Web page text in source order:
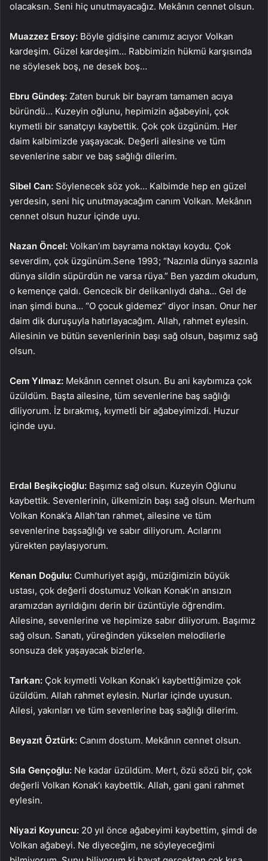
olacaksın. Seni hiç unutmayacağız. Mekânın cennet olsun.
Muazzez Ersoy: Böyle gidişine canımız acıyor Volkan
kardeşim. Güzel kardeşim… Rabbimizin hükmü karşısında
ne söylesek boş, ne desek boş…
Ebru Gündeş: Zaten buruk bir bayram tamamen acıya
büründü… Kuzeyin oğlunu, hepimizin ağabeyini, çok
kıymetli bir sanatçıyı kaybettik. Çok çok üzgünüm. Her
daim kalbimizde yaşayacak. Değerli ailesine ve tüm
sevenlerine sabır ve baş sağlığı dilerim.
Sibel Can: Söylenecek söz yok… Kalbimde hep en güzel
yerdesin, seni hiç unutmayacağım canım Volkan. Mekânın
cennet olsun huzur içinde uyu.
Nazan Öncel: Volkan’ım bayrama noktayı koydu. Çok
severdim, çok üzgünüm.Sene 1993; “Nazınla dünya sazınla
dünya sildin süpürdün ne varsa rüya.” Ben yazdım okudum,
o kemençe çaldı. Gencecik bir delikanlıydı daha… Gel de
inan şimdi buna… “O çocuk gidemez” diyor insan. Onur her
daim dik duruşuyla hatırlayacağım. Allah, rahmet eylesin.
Ailesinin ve bütün sevenlerinin başı sağ olsun, başımız sağ
olsun.
Cem Yılmaz: Mekânın cennet olsun. Bu ani kaybımıza çok
üzüldüm. Başta ailesine, tüm sevenlerine baş sağlığı
diliyorum. İz bırakmış, kıymetli bir ağabeyimizdi. Huzur
içinde uyu.
Erdal Beşikçioğlu: Başımız sağ olsun. Kuzeyin Oğlunu
kaybettik. Sevenlerinin, ülkemizin başı sağ olsun. Merhum
Volkan Konak’a Allah’tan rahmet, ailesine ve tüm
sevenlerine başsağlığı ve sabır diliyorum. Acılarını
yürekten paylaşıyorum.
Kenan Doğulu: Cumhuriyet aşığı, müziğimizin büyük
ustası, çok değerli dostumuz Volkan Konak’ın ansızın
aramızdan ayrıldığını derin bir üzüntüyle öğrendim.
Ailesine, sevenlerine ve hepimize sabır diliyorum. Başımız
sağ olsun. Sanatı, yüreğinden yükselen melodilerle
sonsuza dek yaşayacak bizlerle.
Tarkan: Çok kıymetli Volkan Konak’ı kaybettiğimize çok
üzüldüm. Allah rahmet eylesin. Nurlar içinde uyusun.
Ailesi, yakınları ve tüm sevenlerine baş sağlığı dilerim.
Beyazıt Öztürk: Canım dostum. Mekânın cennet olsun.
Sıla Gençoğlu: Ne kadar üzüldüm. Mert, özü sözü bir, çok
değerli Volkan Konak’ı kaybettik. Allah, gani gani rahmet
eylesin.
Niyazi Koyuncu: 20 yıl önce ağabeyimi kaybettim, şimdi de
Volkan ağabeyi. Ne diyeceğim, ne söyleyeceğimi